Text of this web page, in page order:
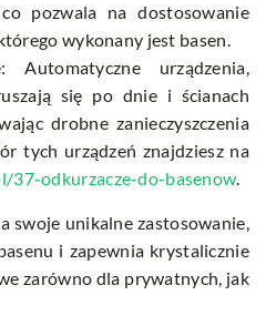
pozwala na dostosowanie
wykonany jest basen.
Automatyczne urządzenia,
się po dnie i ścianach
drobne zanieczyszczenia
tych urządzeń znajdziesz na
37-odkurzacze-do-basenow.
swoje unikalne zastosowanie,
i zapewnia krystalicznie
zarówno dla prywatnych, jak